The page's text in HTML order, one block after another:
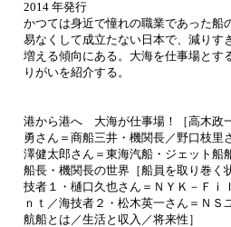
2014 年発行
かつては身近で憧れの職業であった船
易なくして成立たない日本で、減りす
増える傾向にある。大海を仕事場とす
りがいを紹介する。
港から港へ 大海が仕事場！［高木政
勇さん＝商船三井・機関長／野口枝里
澤健太郎さん＝東海汽船・ジェット船
船長・機関長の世界［船員を取り巻く
技者１・樋口久也さん＝ＮＹＫ－Ｆ
ｎｔ／海技者２・松木英一さん＝Ｎ
航船とは／生活と収入／将来性］